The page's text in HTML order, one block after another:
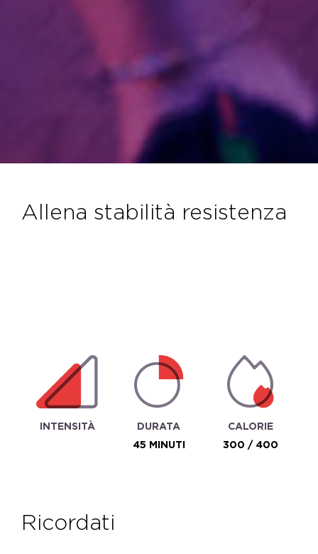
allena stabilità resistenza
INTENSITÀ
DURATA
45 MINUTI
CALORIE
300 / 400
ricordati